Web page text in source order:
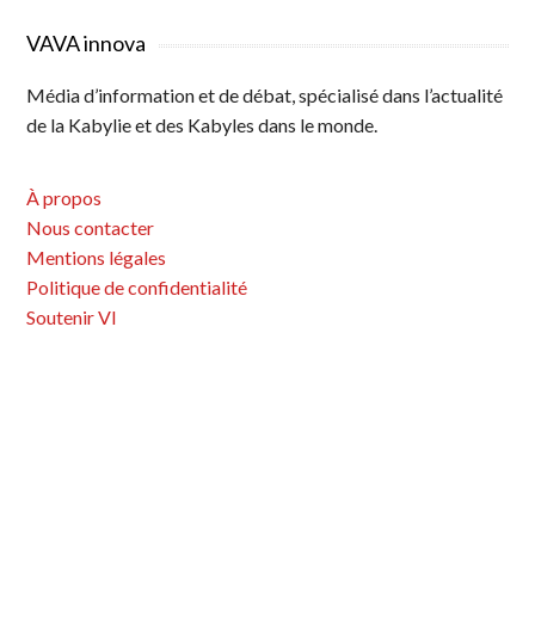
VAVA innova
Média d’information et de débat, spécialisé dans l’actualité
de la Kabylie et des Kabyles dans le monde.
À propos
Nous contacter
Mentions légales
Politique de confidentialité
Soutenir VI